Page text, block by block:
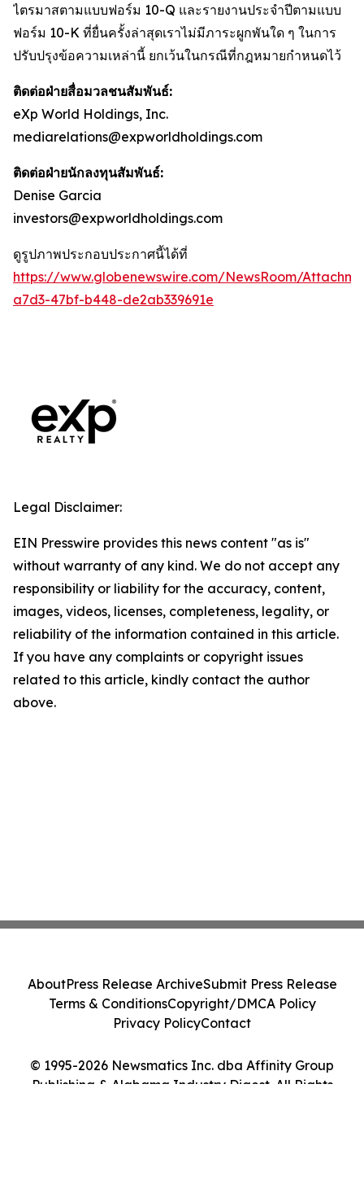
ไตรมาสตามแบบฟอร์ม 10-Q และรายงานประจำปีตามแบบ
ฟอร์ม 10-K ที่ยื่นครั้งล่าสุดเราไม่มีภาระผูกพันใด ๆ ในการ
ปรับปรุงข้อความเหล่านี้ ยกเว้นในกรณีที่กฎหมายกำหนดไว้
ติดต่อฝ่ายสื่อมวลชนสัมพันธ์:
eXp World Holdings, Inc.
mediarelations@expworldholdings.com
ติดต่อฝ่ายนักลงทุนสัมพันธ์:
Denise Garcia
investors@expworldholdings.com
ดูรูปภาพประกอบประกาศนี้ได้ที่
https://www.globenewswire.com/NewsRoom/
a7d3-47bf-b448-de2ab339691e
Legal Disclaimer:
EIN Presswire provides this news content "as is"
without warranty of any kind. We do not accept any
responsibility or liability for the accuracy, content,
images, videos, licenses, completeness, legality, or
reliability of the information contained in this article.
If you have any complaints or copyright issues
related to this article, kindly contact the author
above.
© 1995-2026 Newsmatics Inc. dba Affinity Group
Publishing & Alabama Industry Digest. All Rights
AboutPress Release ArchiveSubmit Press Release
Terms & ConditionsCopyright/DMCA Policy
Privacy PolicyContact